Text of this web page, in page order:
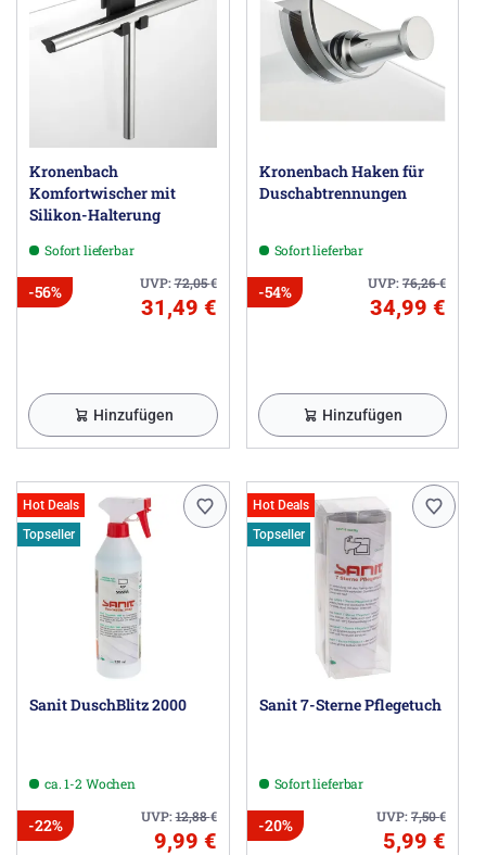
Kronenbach
Komfortwischer mit
Silikon-Halterung
Sofort lieferbar
UVP:72,05€
-56%
31,49 €
Hinzufügen
Kronenbach Haken für
Duschabtrennungen
Sofort lieferbar
UVP:76,26€
-54%
34,99 €
Hinzufügen
Hot Deals
Topseller
Sanit DuschBlitz 2000
ca. 1-2 Wochen
UVP:12,88€
-22%
9,99 €
Hot Deals
Topseller
Sanit 7-Sterne Pflegetuch
Sofort lieferbar
UVP:7,50€
-20%
5,99 €